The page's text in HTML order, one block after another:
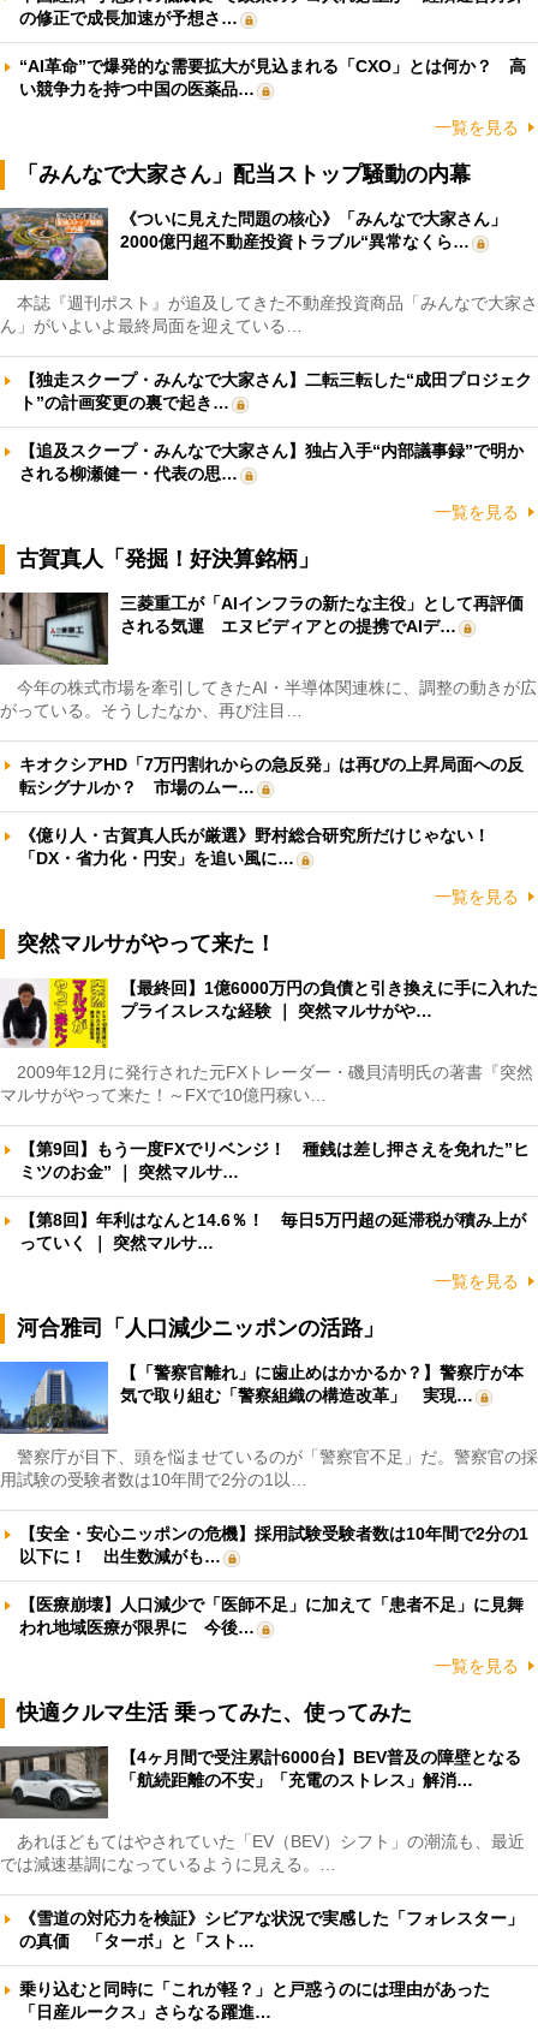
の修正で成長加速が予想さ…
“AI革命”で爆発的な需要拡大が見込まれる「CXO」とは何か？ 高
い競争力を持つ中国の医薬品…
一覧を見る
「みんなで大家さん」配当ストップ騒動の内幕
《ついに見えた問題の核心》「みんなで大家さん」
2000億円超不動産投資トラブル“異常なくら…
本誌『週刊ポスト』が追及してきた不動産投資商品「みんなで大家さ
ん」がいよいよ最終局面を迎えている…
【独走スクープ・みんなで大家さん】二転三転した“成田プロジェク
ト”の計画変更の裏で起き…
【追及スクープ・みんなで大家さん】独占入手“内部議事録”で明か
される柳瀬健一・代表の思…
一覧を見る
古賀真人「発掘！好決算銘柄」
三菱重工が「AIインフラの新たな主役」として再評価
される気運 エヌビディアとの提携でAIデ…
今年の株式市場を牽引してきたAI・半導体関連株に、調整の動きが広
がっている。そうしたなか、再び注目…
キオクシアHD「7万円割れからの急反発」は再びの上昇局面への反
転シグナルか？ 市場のムー…
《億り人・古賀真人氏が厳選》野村総合研究所だけじゃない！
「DX・省力化・円安」を追い風に…
一覧を見る
突然マルサがやって来た！
【最終回】1億6000万円の負債と引き換えに手に入れた
プライスレスな経験 ｜ 突然マルサがや…
2009年12月に発行された元FXトレーダー・磯貝清明氏の著書『突然
マルサがやって来た！～FXで10億円稼い…
【第9回】もう一度FXでリベンジ！ 種銭は差し押さえを免れた”ヒ
ミツのお金” ｜ 突然マルサ…
【第8回】年利はなんと14.6％！ 毎日5万円超の延滞税が積み上が
っていく ｜ 突然マルサ…
一覧を見る
河合雅司「人口減少ニッポンの活路」
【「警察官離れ」に歯止めはかかるか？】警察庁が本
気で取り組む「警察組織の構造改革」 実現…
警察庁が目下、頭を悩ませているのが「警察官不足」だ。警察官の採
用試験の受験者数は10年間で2分の1以…
【安全・安心ニッポンの危機】採用試験受験者数は10年間で2分の1
以下に！ 出生数減がも…
【医療崩壊】人口減少で「医師不足」に加えて「患者不足」に見舞
われ地域医療が限界に 今後…
一覧を見る
快適クルマ生活 乗ってみた、使ってみた
【4ヶ月間で受注累計6000台】BEV普及の障壁となる
「航続距離の不安」「充電のストレス」解消…
あれほどもてはやされていた「EV（BEV）シフト」の潮流も、最近
では減速基調になっているように見える。…
《雪道の対応力を検証》シビアな状況で実感した「フォレスター」
の真価 「ターボ」と「スト…
乗り込むと同時に「これが軽？」と戸惑うのには理由があった
「日産ルークス」さらなる躍進…